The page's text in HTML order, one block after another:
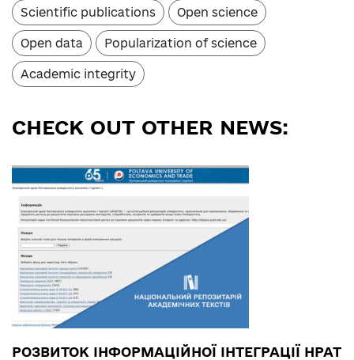
Scientific publications Open science
Open data Popularization of science
Academic integrity
CHECK OUT OTHER NEWS:
РОЗВИТОК ІНФОРМАЦІЙНОЇ ІНТЕГРАЦІЇ НРАТ